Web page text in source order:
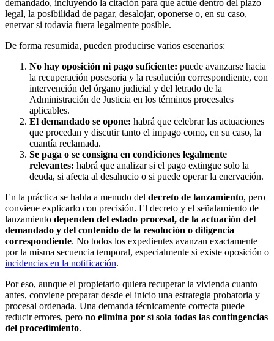
demandado, incluyendo la citación para que actúe dentro del plazo
legal, la posibilidad de pagar, desalojar, oponerse o, en su caso,
enervar si todavía fuera legalmente posible.
De forma resumida, pueden producirse varios escenarios:
No hay oposición ni pago suficiente: puede avanzarse hacia
la recuperación posesoria y la resolución correspondiente, con
intervención del órgano judicial y del letrado de la
Administración de Justicia en los términos procesales
aplicables.
El demandado se opone: habrá que celebrar las actuaciones
que procedan y discutir tanto el impago como, en su caso, la
cuantía reclamada.
Se paga o se consigna en condiciones legalmente
relevantes: habrá que analizar si el pago extingue solo la
deuda, si afecta al desahucio o si puede operar la enervación.
En la práctica se habla a menudo del decreto de lanzamiento, pero
conviene explicarlo con precisión. El decreto y el señalamiento de
lanzamiento dependen del estado procesal, de la actuación del
demandado y del contenido de la resolución o diligencia
correspondiente. No todos los expedientes avanzan exactamente
por la misma secuencia temporal, especialmente si existe oposición o
incidencias en la notificación.
Por eso, aunque el propietario quiera recuperar la vivienda cuanto
antes, conviene preparar desde el inicio una estrategia probatoria y
procesal ordenada. Una demanda técnicamente correcta puede
reducir errores, pero no elimina por sí sola todas las contingencias
del procedimiento.